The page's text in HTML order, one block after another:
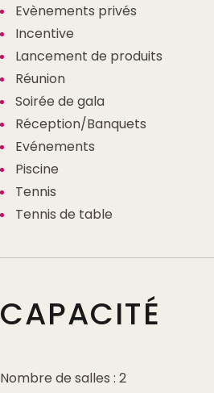
Evènements privés
Incentive
Lancement de produits
Réunion
Soirée de gala
Réception/Banquets
Evénements
Piscine
Tennis
Tennis de table
CAPACITÉ
Nombre de salles : 2